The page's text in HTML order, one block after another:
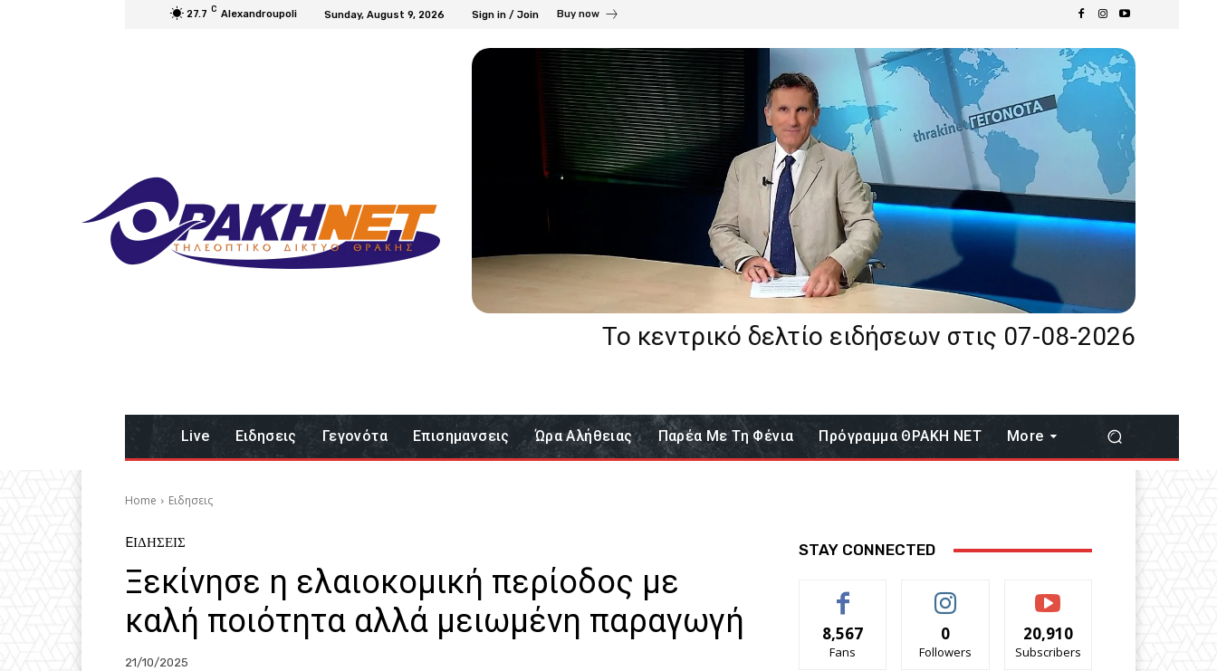
27.7 C Alexandroupoli Sunday, August 9, 2026 Sign in / Join Buy now
Το κεντρικό δελτίο ειδήσεων στις 07-08-2026
Live Eιδησεις Γεγονότα Επισημανσεις Ώρα Αλήθειας Παρέα Με Τη Φένια Πρόγραμμα ΘΡΑΚΗ ΝΕΤ More
Home Eιδησεις
EΙΔΗΣΕΙΣ
Ξεκίνησε η ελαιοκομική περίοδος με
καλή ποιότητα αλλά μειωμένη παραγωγή
21/10/2025
STAY CONNECTED
8,567
Fans
0
Followers
20,910
Subscribers